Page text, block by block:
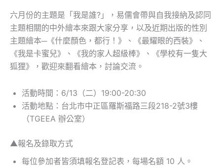
六月份的主題是「我是誰?」，易儒會帶與自我接納及認同
主題相關的中外繪本來跟大家分享，以及近期出版的性別
主題繪本─《什麼顏色，都行！》、《最耀眼的西裝》、
《我是卡蜜兒》、《我的家人超級棒》、《學校有一隻大
狐狸》，歡迎來翻看繪本，討論交流。
活動時間：6/13（二）19:00-20:30
活動地點：台北市中正區羅斯福路三段218-2號3樓
（TGEEA 辦公室）
▲報名及錄取方式
每位參加者皆須填報名登記表，每場名額 10 人。